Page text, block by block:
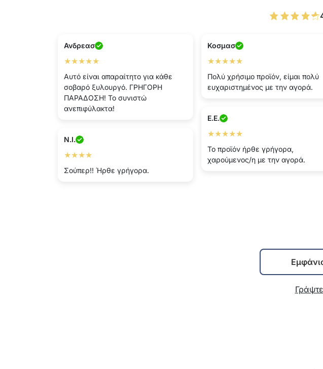
Ανδρεασ
★★★★★
Αυτό είναι απαραίτητο για κάθε
σοβαρό ξυλουργό. ΓΡΗΓΟΡΗ
ΠΑΡΑΔΟΣΗ! Το συνιστώ
ανεπιφύλακτα!
Κοσμασ
★★★★★
Πολύ χρήσιμο προϊόν, είμαι πολύ
ευχαριστημένος με την αγορά.
E.E.
★★★★★
Το προϊόν ήρθε γρήγορα,
χαρούμενος/η με την αγορά.
N.I.
★★★★
Σούπερ!! Ήρθε γρήγορα.